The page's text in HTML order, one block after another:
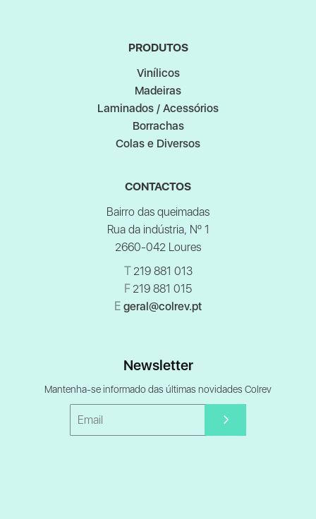
PRODUTOS
Vinílicos
Madeiras
Laminados / Acessórios
Borrachas
Colas e Diversos
CONTACTOS
Bairro das queimadas
Rua da indústria, Nº 1
2660-042 Loures
T219 881 013
F219 881 015
E geral@colrev.pt
Newsletter
Mantenha-se informado das últimas novidades Colrev